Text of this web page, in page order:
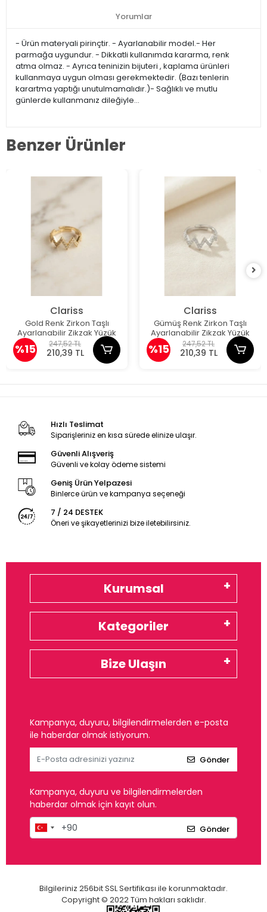
Yorumlar
- Ürün materyali pirinçtir. - Ayarlanabilir model.- Her
parmağa uygundur. - Dikkatli kullanımda kararma, renk
atma olmaz. - Ayrıca teninizin bijuteri , kaplama ürünleri
kullanmaya uygun olması gerekmektedir. (Bazı tenlerin
karartma yaptığı unutulmamalıdır.)- Sağlıklı ve mutlu
günlerde kullanmanız dileğiyle…
Benzer Ürünler
Clariss
Gold Renk Zirkon Taşlı
Ayarlanabilir Zikzak Yüzük
%15 247,52 TL
210,39 TL
Clariss
Gümüş Renk Zirkon Taşlı
Ayarlanabilir Zikzak Yüzük
%15 247,52 TL
210,39 TL
Hızlı Teslimat
Siparişleriniz en kısa sürede elinize ulaşır.
Güvenli Alışveriş
Güvenli ve kolay ödeme sistemi
Geniş Ürün Yelpazesi
Binlerce ürün ve kampanya seçeneği
7 / 24 DESTEK
Öneri ve şikayetlerinizi bize iletebilirsiniz.
Kurumsal
Kategoriler
Bize Ulaşın
Kampanya, duyuru, bilgilendirmelerden e-posta
ile haberdar olmak istiyorum.
Gönder
Kampanya, duyuru ve bilgilendirmelerden
haberdar olmak için kayıt olun.
Gönder
Bilgileriniz 256bit SSL Sertifikası ile korunmaktadır.
Copyright © 2022 Tüm hakları saklıdır.